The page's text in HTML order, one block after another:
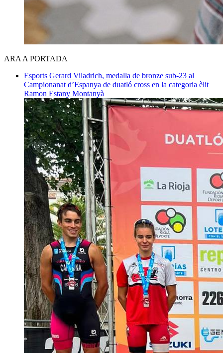
ARA A PORTADA
Esports Gerard Viladrich, medalla de bronze sub-23 al
Campionanat d’Espanya de duatló cross en la categoria èlit
Ramon Estany Montanyà